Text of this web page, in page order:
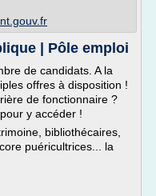
| Pôle emploi
de candidats. A la
offres à disposition !
de fonctionnaire ?
y accéder !
bibliothécaires,
puéricultrices... la